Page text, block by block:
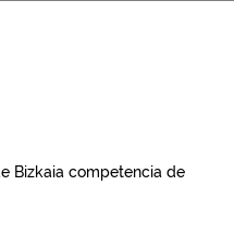
Bizkaia competencia de